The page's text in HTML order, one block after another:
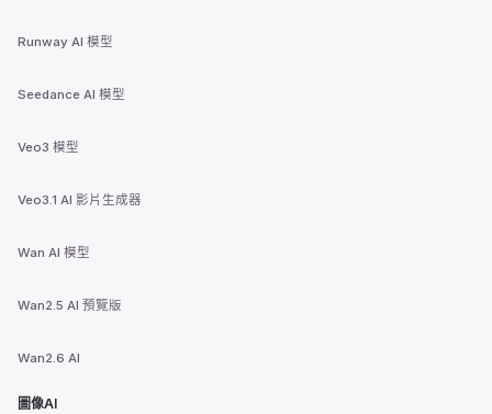
Runway AI 模型
Seedance AI 模型
Veo3 模型
Veo3.1 AI 影片生成器
Wan AI 模型
Wan2.5 AI 預覽版
Wan2.6 AI
圖像AI